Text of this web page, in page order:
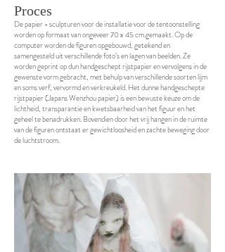
Proces
De papier - sculpturen voor de installatie voor de tentoonstelling
worden op formaat van ongeveer 70 x 45 cm.gemaakt. Op de
computer worden de figuren opgebouwd, getekend en
samengesteld uit verschillende foto’s en lagen van beelden. Ze
worden geprint op dun handgeschept rijstpapier en vervolgens in de
gewenste vorm gebracht, met behulp van verschillende soorten lijm
en soms verf, vervormd en verkreukeld. Het dunne handgeschepte
rijstpapier (Japans Wenzhou papier) is een bewuste keuze om de
lichtheid, transparantie en kwetsbaarheid van het figuur en het
geheel te benadrukken. Bovendien door het vrij hangen in de ruimte
van de figuren ontstaat er gewichtloosheid en zachte beweging door
de luchtstroom.